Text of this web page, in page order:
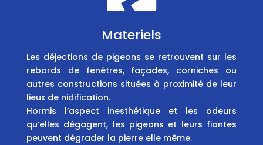
Materiels
Les déjections de pigeons se retrouvent sur les
rebords de fenêtres, façades, corniches ou
autres constructions situées à proximité de leur
lieux de nidification.
Hormis l’aspect inesthétique et les odeurs
qu’elles dégagent, les pigeons et leurs fiantes
peuvent dégrader la pierre elle même.